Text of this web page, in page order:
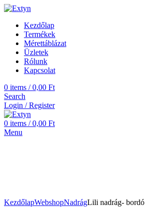
Kezdőlap
Termékek
Mérettáblázat
Üzletek
Rólunk
Kapcsolat
0 items / 0,00 Ft
Search
Login / Register
0 items / 0,00 Ft
Menu
KezdőlapWebshopNadrágLili nadrág- bordó